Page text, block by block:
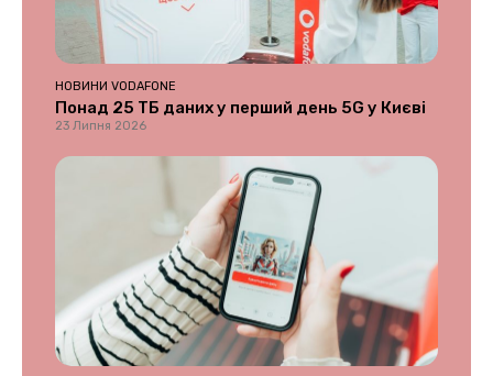
НОВИНИ VODAFONE
Понад 25 ТБ даних у перший день 5G у Києві
23 Липня 2026